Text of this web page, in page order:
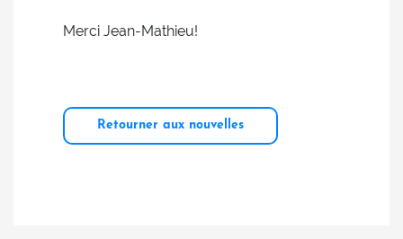
Merci Jean-Mathieu!
Retourner aux nouvelles